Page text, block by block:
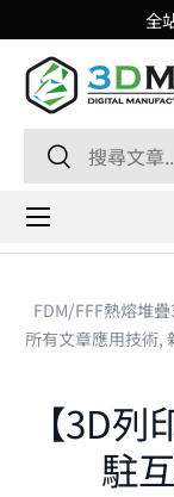
Skip to
全
Search
Search
Menu
FDM/FFF熱熔堆
所有文章應用技術,
【3D
駐